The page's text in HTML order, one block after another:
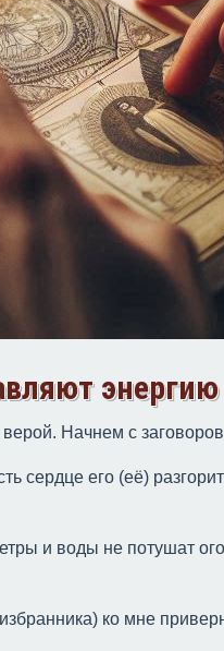
энергию
Начнем с
сердце его (её)
и воды не потушат
ко мне